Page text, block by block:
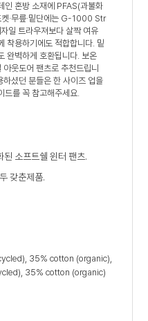
인 혼방 소재에 PFAS(과불화
·무릎·밑단에는 G-1000 Str
일 트라우져보다 살짝 여유
착용하기에도 적합합니다. 밑
완벽하게 호환됩니다. 보온
웃도어 팬츠로 추천드립니
셨던 분들은 한 사이즈 업을
드를 꼭 참고해주세요.
소프트쉘 윈터 팬츠.
갖춘제품.
35% cotton (organic),
35% cotton (organic)